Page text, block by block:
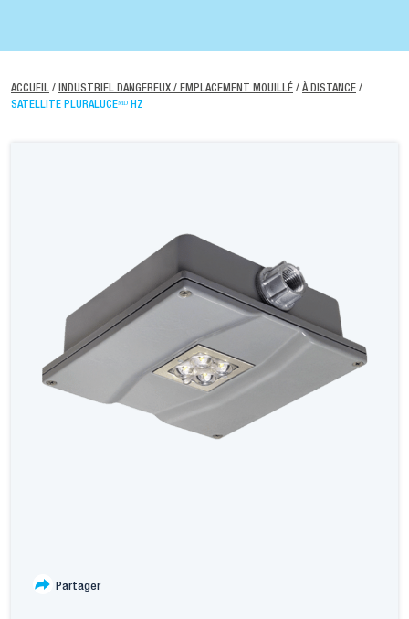
ACCUEIL / INDUSTRIEL DANGEREUX / EMPLACEMENT MOUILLÉ / À DISTANCE /
SATELLITE PLURALUCEᴹᴰ HZ
Partager